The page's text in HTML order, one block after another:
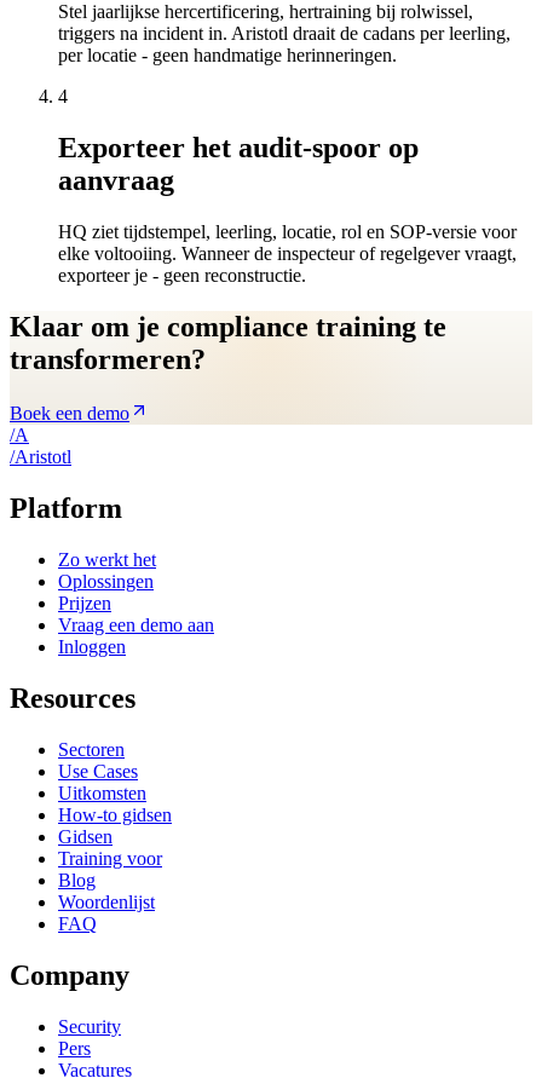
Stel jaarlijkse hercertificering, hertraining bij rolwissel,
triggers na incident in. Aristotl draait de cadans per leerling,
per locatie - geen handmatige herinneringen.
4
Exporteer het audit-spoor op
aanvraag
HQ ziet tijdstempel, leerling, locatie, rol en SOP-versie voor
elke voltooiing. Wanneer de inspecteur of regelgever vraagt,
exporteer je - geen reconstructie.
Klaar om je compliance training te
transformeren?
Boek een demo
/A
/Aristotl
Platform
Zo werkt het
Oplossingen
Prijzen
Vraag een demo aan
Inloggen
Resources
Sectoren
Use Cases
Uitkomsten
How-to gidsen
Gidsen
Training voor
Blog
Woordenlijst
FAQ
Company
Security
Pers
Vacatures